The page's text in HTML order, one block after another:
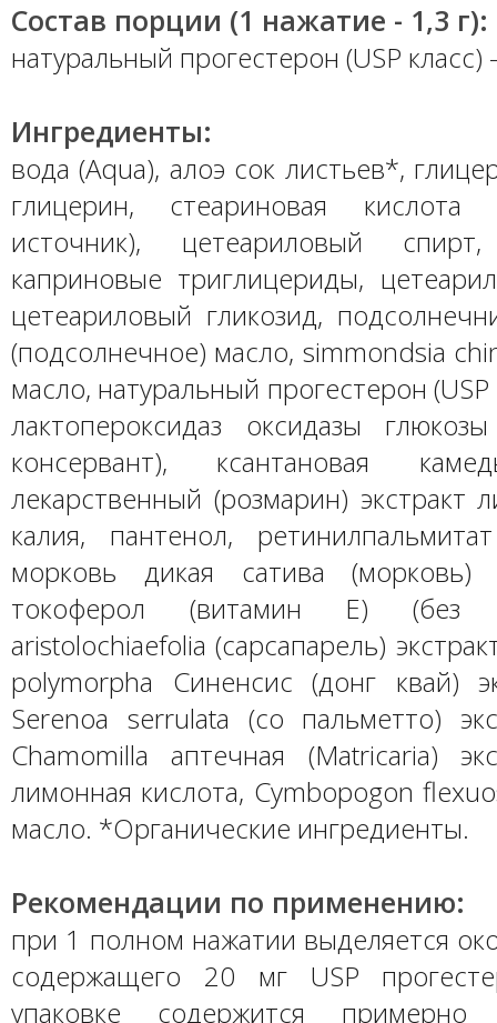
Состав порции (1 нажатие - 1,3 г):
натуральный прогестерон (USP класс)
Ингредиенты:
вода (Aqua), алоэ сок листьев*,
глицерин, стеариновая кислота
источник), цетеариловый
каприновые триглицериды,
цетеариловый гликозид,
(подсолнечное) масло, simmondsia
масло, натуральный прогестерон (USP
лактопероксидаз оксидазы
консервант), ксантановая
лекарственный (розмарин) экстракт
калия, пантенол,
морковь дикая сатива (морковь)
токоферол (витамин Е) (без
aristolochiaefolia (сарсапарель)
polymorpha Синенсис (донг квай)
Serenoa serrulata (со пальметто)
Chamomilla аптечная (Matricaria)
лимонная кислота, Cymbopogon
масло. *Органические ингредиенты.
Рекомендации по применению:
при 1 полном нажатии выделяется
содержащего 20 мг USP
упаковке содержится